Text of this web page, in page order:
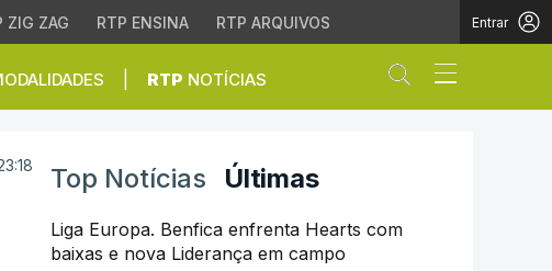
ZIG ZAG RTP ENSINA RTP ARQUIVOS Entrar
RTP NOTÍCIAS Abrir campo
Top Notícias Últimas
Liga Europa. Benfica enfrenta Hearts com
baixas e nova Liderança em campo